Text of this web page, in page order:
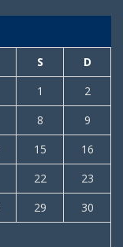
S
D
1
2
8
9
15
16
22
23
29
30